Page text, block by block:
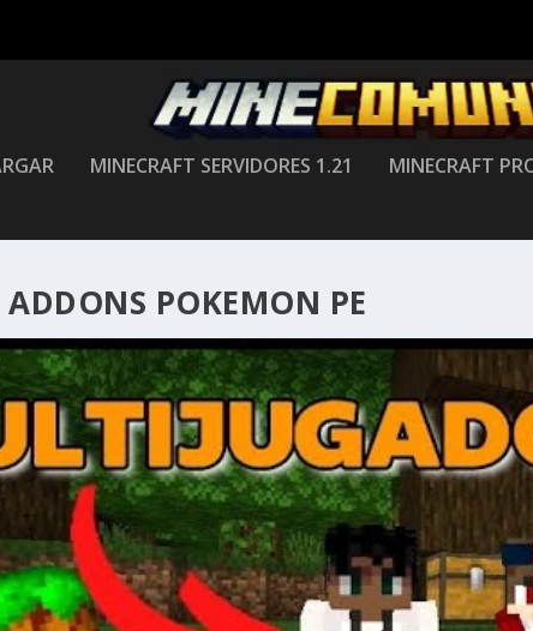
MINECRAFT SERVIDORES 1.21 MINECRAFT
ADDONS POKEMON PE